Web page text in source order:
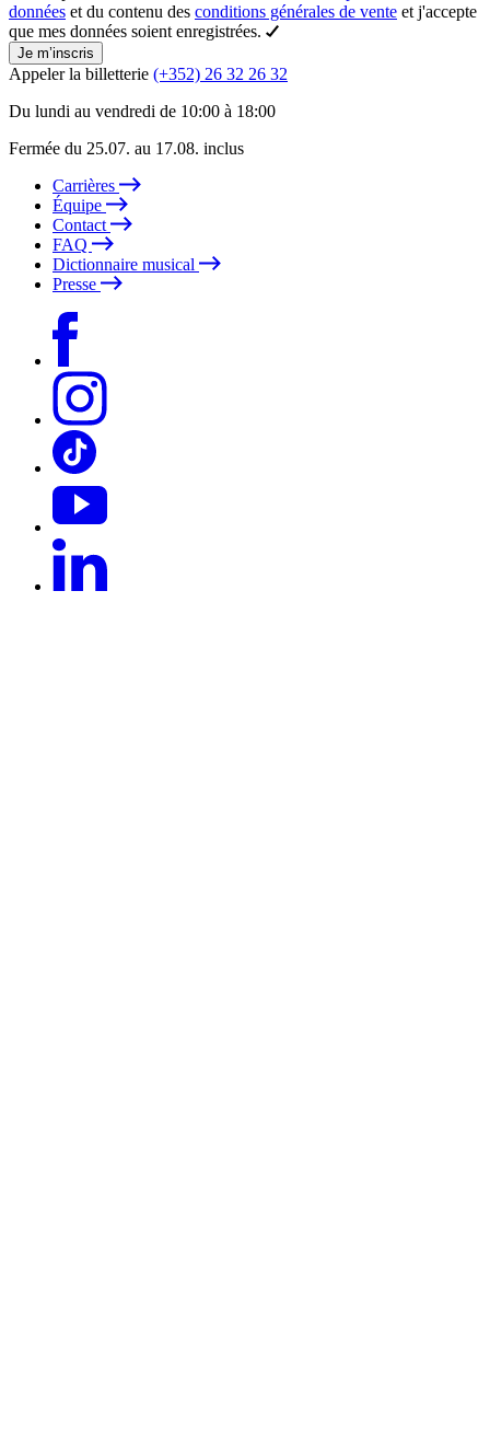
données et du contenu des conditions générales de vente et j'accepte
que mes données soient enregistrées.
Je m’inscris
Appeler la billetterie (+352) 26 32 26 32
Du lundi au vendredi de 10:00 à 18:00
Fermée du 25.07. au 17.08. inclus
Carrières
Équipe
Contact
FAQ
Dictionnaire musical
Presse